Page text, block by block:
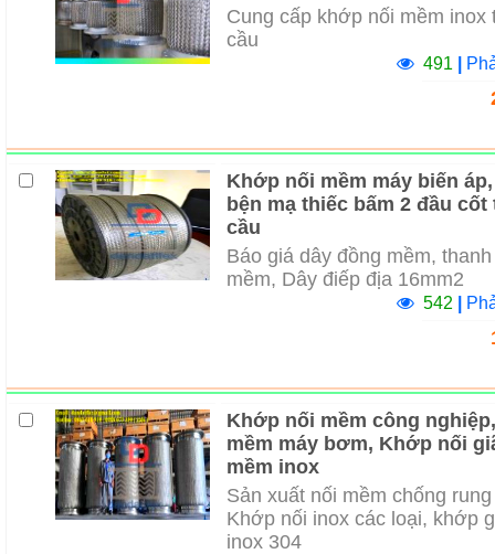
Cung cấp khớp nối mềm inox
cầu
491
Khớp nối mềm máy biến
bện mạ thiếc bấm 2 đầu cốt
cầu
Báo giá dây đồng mềm,
mềm, Dây điếp địa 16mm2
542
Khớp nối mềm công
mềm máy bơm, Khớp nối
mềm inox
Sản xuất nối mềm chống
Khớp nối inox các loại, khớp
inox 304